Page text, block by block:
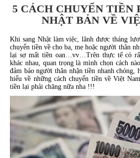
5 CÁCH CHUYỂN TIỀN
NHẬT BẢN VỀ
Khi sang Nhật làm việc, lãnh được tháng
chuyển tiền về cho ba, mẹ hoặc người thân
lại sợ mất tiền oan…vv…Trên thực tế có
khác nhau, quan trọng là mình chọn cách
đảm bảo người thân nhận tiền nhanh chóng,
hiểu về những cách chuyển tiền về Việt
tiền lại phải chăng nữa nha !!!